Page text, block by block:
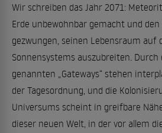
Wir schreiben das Jahr 2071:
Erde unbewohnbar gemacht und den
gezwungen, seinen Lebensraum auf
Sonnensystems auszubreiten. Durch
genannten „Gateways“ stehen
der Tagesordnung, und die
Universums scheint in greifbare
dieser neuen Welt, in der vor allem